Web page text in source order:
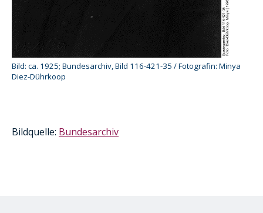
Bild: ca. 1925; Bundesarchiv, Bild 116-421-35 / Fotografin: Minya
Diez-Dührkoop
Kurzinformation
Bildquelle: Bundesarchiv